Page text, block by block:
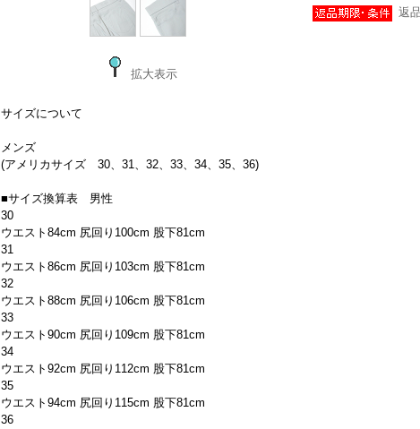
拡大表示
返
サイズについて
メンズ
(アメリカサイズ 30、31、32、33、34、35、36)
■サイズ換算表 男性
30
ウエスト84cm 尻回り100cm 股下81cm
31
ウエスト86cm 尻回り103cm 股下81cm
32
ウエスト88cm 尻回り106cm 股下81cm
33
ウエスト90cm 尻回り109cm 股下81cm
34
ウエスト92cm 尻回り112cm 股下81cm
35
ウエスト94cm 尻回り115cm 股下81cm
36